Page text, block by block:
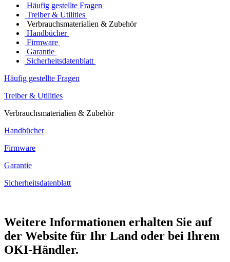
Häufig gestellte Fragen
Treiber & Utilities
Verbrauchsmaterialien & Zubehör
Handbücher
Firmware
Garantie
Sicherheitsdatenblatt
Häufig gestellte Fragen
Treiber & Utilities
Verbrauchsmaterialien & Zubehör
Handbücher
Firmware
Garantie
Sicherheitsdatenblatt
Weitere Informationen erhalten Sie auf
der Website für Ihr Land oder bei Ihrem
OKI-Händler.